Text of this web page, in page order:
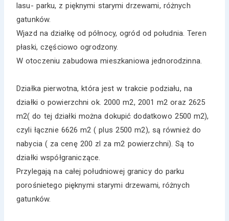
lasu- parku, z pięknymi starymi drzewami, różnych
gatunków.
Wjazd na działkę od północy, ogród od południa. Teren
płaski, częściowo ogrodzony.
W otoczeniu zabudowa mieszkaniowa jednorodzinna.
Działka pierwotna, która jest w trakcie podziału, na
działki o powierzchni ok. 2000 m2, 2001 m2 oraz 2625
m2( do tej działki można dokupić dodatkowo 2500 m2),
czyli łącznie 6626 m2 ( plus 2500 m2), są również do
nabycia ( za cenę 200 zl za m2 powierzchni). Są to
działki współgraniczące.
Przylegają na całej południowej granicy do parku
porośnietego pięknymi starymi drzewami, różnych
gatunków.